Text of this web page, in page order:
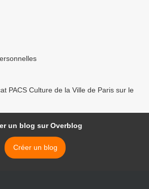
PACS Culture de la Ville de Paris sur le
un blog sur Overblog
Créer un blog